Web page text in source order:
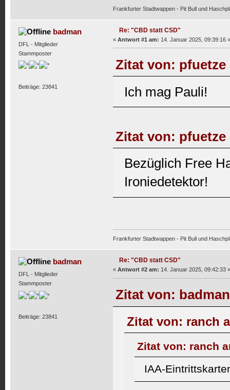
Frankfurter Stadtwappen - Pit Bull und
badman
DFL - Mitglieder
Stammposter
Beiträge: 23841
Re: "CBD statt CSD"
« Antwort #1 am: 14. Januar 2025, 09:39:16 »
Zitat von: pfuetze
Ich mag Pauli!
Zitat von: pfuetze
Bezüglich Free
Ironiedetektor!
Frankfurter Stadtwappen - Pit Bull und
badman
DFL - Mitglieder
Stammposter
Beiträge: 23841
Re: "CBD statt CSD"
« Antwort #2 am: 14. Januar 2025, 09:42:33 »
Zitat von:
Zitat von: ranch
Zitat von: ranch
IAA-